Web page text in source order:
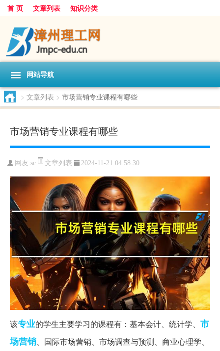
首 页 文章列表 知识分类
网站导航
> 文章列表 > 市场营销专业课程有哪些
市场营销专业课程有哪些
网友:sc 文章列表 2024-11-21 04:58:30
该专业的学生主要学习的课程有：基本会计、统计学、 市
场营销、国际市场营销、市场调查与预测、商业心理学、